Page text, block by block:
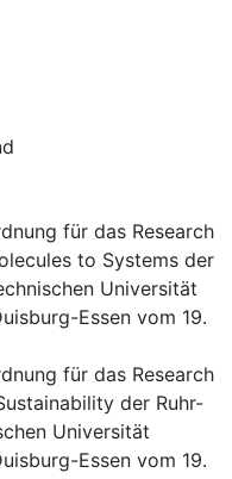
für das Research
to Systems der
Universität
Essen vom 19.
für das Research
der Ruhr-
Universität
Essen vom 19.